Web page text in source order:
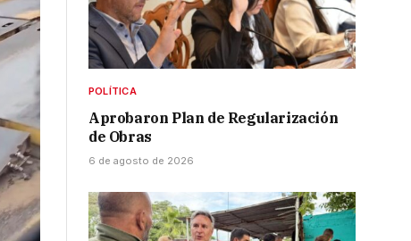
POLÍTICA
Aprobaron Plan de Regularización
de Obras
6 de agosto de 2026